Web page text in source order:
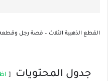
القطع الذهبية الثلاث – قصة رجل وقطعه
جدول المحتويات